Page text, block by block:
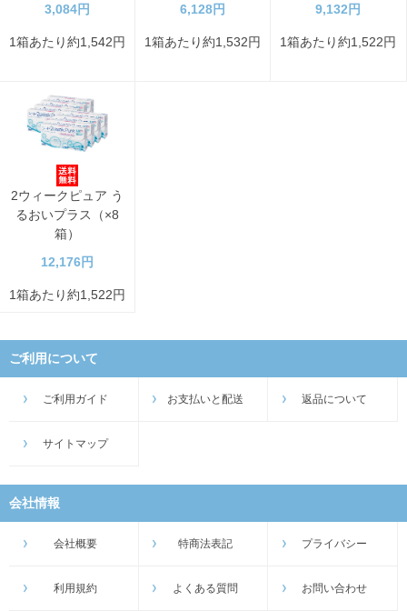
3,084円
1箱あたり約1,542円
6,128円
1箱あたり約1,532円
9,132円
1箱あたり約1,522円
2ウィークピュア う
るおいプラス（×8
箱）
12,176円
1箱あたり約1,522円
ご利用について
ご利用ガイド お支払いと配送 返品について
サイトマップ
会社情報
会社概要 特商法表記 プライバシー
利用規約 よくある質問 お問い合わせ